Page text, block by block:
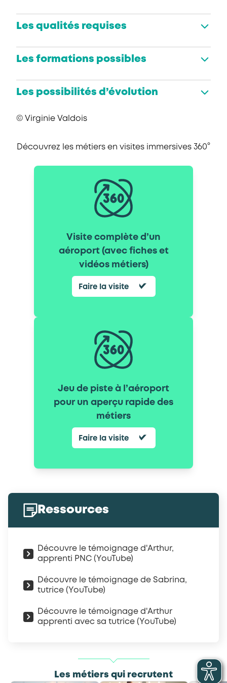
Les qualités requises
Les formations possibles
Les possibilités d’évolution
© Virginie Valdois
Découvrez les métiers en visites immersives 360°
Visite complète d’un
aéroport (avec fiches et
vidéos métiers)
Faire la visite
Jeu de piste à l’aéroport
pour un aperçu rapide des
métiers
Faire la visite
Ressources
Découvre le témoignage d'Arthur,
apprenti PNC (YouTube)
Découvre le témoignage de Sabrina,
tutrice (YouTube)
Découvre le témoignage d'Arthur
apprenti avec sa tutrice (YouTube)
Les métiers qui recrutent